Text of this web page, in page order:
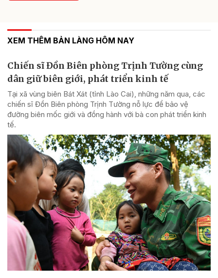
XEM THÊM BẢN LÀNG HÔM NAY
Chiến sĩ Đồn Biên phòng Trịnh Tường cùng
dân giữ biên giới, phát triển kinh tế
Tại xã vùng biên Bát Xát (tỉnh Lào Cai), những năm qua, các
chiến sĩ Đồn Biên phòng Trịnh Tường nỗ lực để bảo vệ
đường biên mốc giới và đồng hành với bà con phát triển kinh
tế.